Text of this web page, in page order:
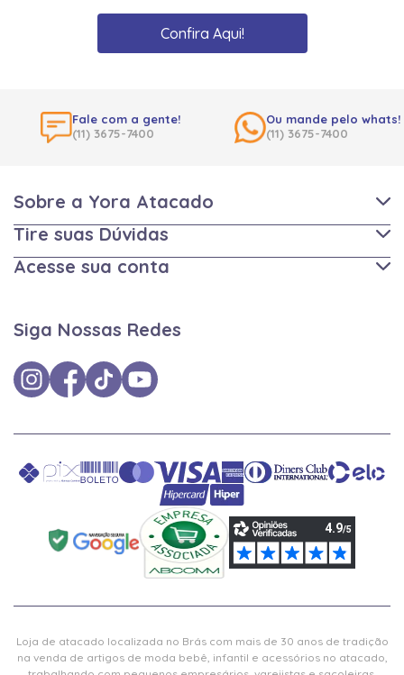
Confira Aqui!
Fale com a gente!
(11) 3675-7400
Ou mande pelo whats!
(11) 3675-7400
Sobre a Yora Atacado
Tire suas Dúvidas
Acesse sua conta
Siga Nossas Redes
Loja de atacado localizada no Brás com mais de 30 anos de tradição
na venda de artigos de moda bebê, infantil e acessórios no atacado,